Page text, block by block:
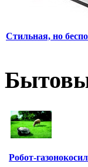
Стильная, но
Робот-